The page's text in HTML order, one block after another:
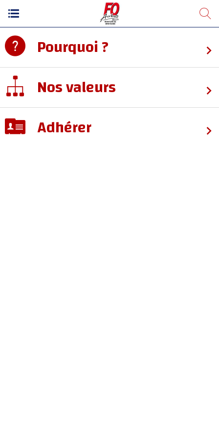
Pourquoi ?
Nos valeurs
Adhérer